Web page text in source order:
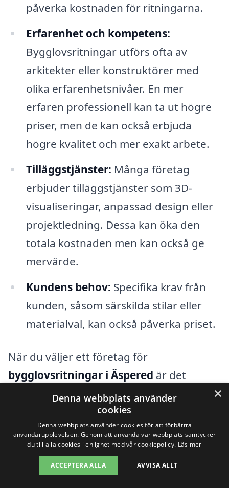
påverka kostnaden för ritningarna.
Erfarenhet och kompetens:
Bygglovsritningar utförs ofta av
arkitekter eller konstruktörer med
olika erfarenhetsnivåer. En mer
erfaren professionell kan ta ut högre
priser, men de kan också erbjuda
högre kvalitet och mer exakt arbete.
Tilläggstjänster: Många företag
erbjuder tilläggstjänster som 3D-
visualiseringar, anpassad design eller
projektledning. Dessa kan öka den
totala kostnaden men kan också ge
mervärde.
Kundens behov: Specifika krav från
kunden, såsom särskilda stilar eller
materialval, kan också påverka priset.
När du väljer ett företag för
bygglovsritningar i Äspered är det
avgörande att jämföra olika offerter och
tjänster. Genom att använda plattformar
som bygglovsritningar-pris.se kan du
enkelt få flera olika offerter från lokala
experter, vilket ger en bättre översikt över
×
Denna webbplats använder
cookies
Denna webbplats använder cookies för att förbättra
användarupplevelsen. Genom att använda vår webbplats samtycker
du till alla cookies i enlighet med vår cookiepolicy. Läs mer
ACCEPTERA ALLA AVVISA ALLT